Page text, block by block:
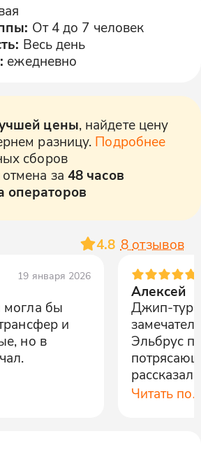
: От 4 до 7 человек
: Весь день
: ежедневно
цены, найдете цену
разницу. Подробнее
сборов
за 48 часов
4.8 8 отзывов
19 января 2026
могла бы
и
но в
Алексей
Джип-тур
Эльбрус
Читать